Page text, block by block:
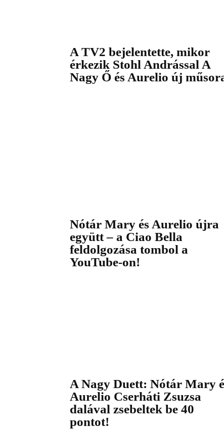
A TV2 bejelentette, mikor
érkezik Stohl Andrással A
Nagy Ő és Aurelio új
Nótár Mary és Aurelio újra
együtt – a Ciao Bella
feldolgozása tombol a
YouTube-on!
A Nagy Duett: Nótár Mary
Aurelio Cserháti Zsuzsa
dalával zsebeltek be 40
pontot!